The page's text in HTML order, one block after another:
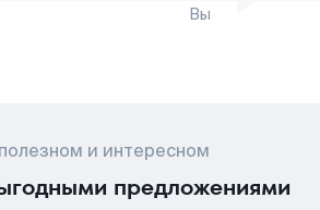
Вы
и интересном
предложениями